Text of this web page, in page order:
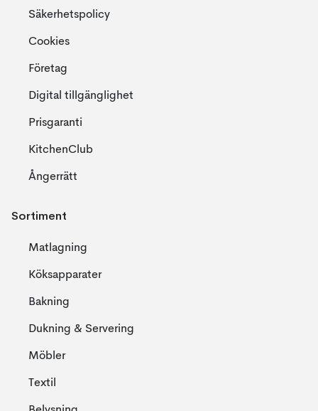
Säkerhetspolicy
Cookies
Företag
Digital tillgänglighet
Prisgaranti
KitchenClub
Ångerrätt
Sortiment
Matlagning
Köksapparater
Bakning
Dukning & Servering
Möbler
Textil